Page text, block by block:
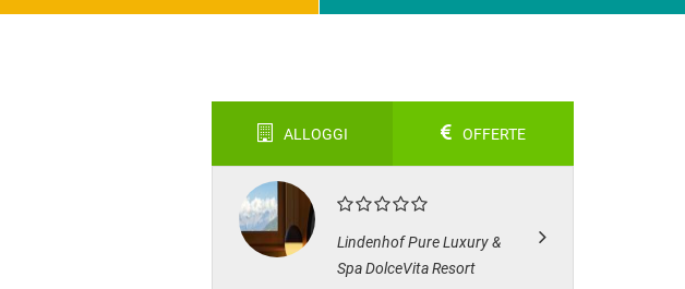
ALLOGGI OFFERTE
Lindenhof Pure Luxury &
Spa DolceVita Resort